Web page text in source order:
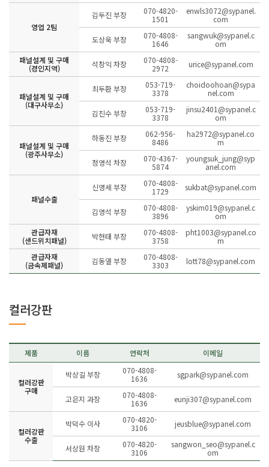
영업 2팀
김두진 부장
070-4820-
1501
enwls3072@sypanel.
com
도상욱 부장
070-4808-
1646
sangwuk@sypanel.c
om
패널설계 및 구매
(경인지역)
석창익 차장
070-4808-
2972
urice@sypanel.com
패널설계 및 구매
(대구사무소)
최두환 부장
053-719-
3378
choidoohoan@sypa
nel.com
김진수 부장
053-719-
3378
jinsu2401@sypanel.c
om
패널설계 및 구매
(광주사무소)
하동진 부장
062-956-
8486
ha2972@sypanel.co
m
정영석 차장
070-4367-
5874
youngsuk_jung@syp
anel.com
패널수출
신영세 부장
070-4808-
1729
sukbat@sypanel.com
김영석 부장
070-4808-
3896
yskim019@sypanel.c
om
관급자재
(샌드위치패널)
박현태 부장
070-4808-
3758
pht1003@sypanel.co
m
관급자재
(금속제패널)
김동열 부장
070-4808-
3303
lott78@sypanel.com
컬러강판
제품 이름 연락처 이메일
컬러강판
구매
박상길 부장
070-4808-
1636
sgpark@sypanel.com
고은지 과장
070-4808-
1636
eunji307@sypanel.com
컬러강판
수출
박덕수 이사
070-4820-
3106
jeusblue@sypanel.com
서상원 차장
070-4820-
3106
sangwon_seo@sypanel.c
om